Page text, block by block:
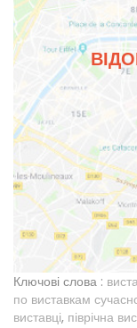
Ключові слова :
по виставкам
виставці, піврічна